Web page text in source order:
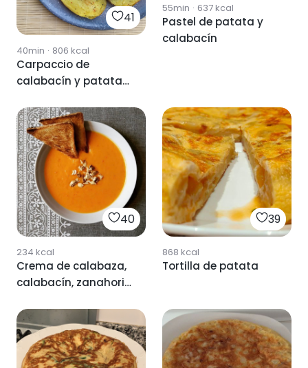
41
40min · 806 kcal
Carpaccio de
calabacín y patata
55min · 637kcal
Pastel de patata y
calabacín
40
234 kcal
Crema de calabaza,
calabacín, zanahoria
39
868 kcal
Tortilla de patata